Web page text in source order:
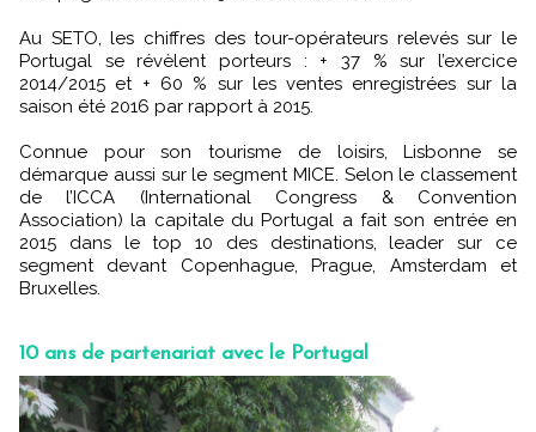
Au SETO, les chiffres des tour-opérateurs relevés sur le
Portugal se révèlent porteurs : + 37 % sur l’exercice
2014/2015 et + 60 % sur les ventes enregistrées sur la
saison été 2016 par rapport à 2015.
Connue pour son tourisme de loisirs, Lisbonne se
démarque aussi sur le segment MICE. Selon le classement
de l’ICCA (International Congress & Convention
Association) la capitale du Portugal a fait son entrée en
2015 dans le top 10 des destinations, leader sur ce
segment devant Copenhague, Prague, Amsterdam et
Bruxelles.
10 ans de partenariat avec le Portugal